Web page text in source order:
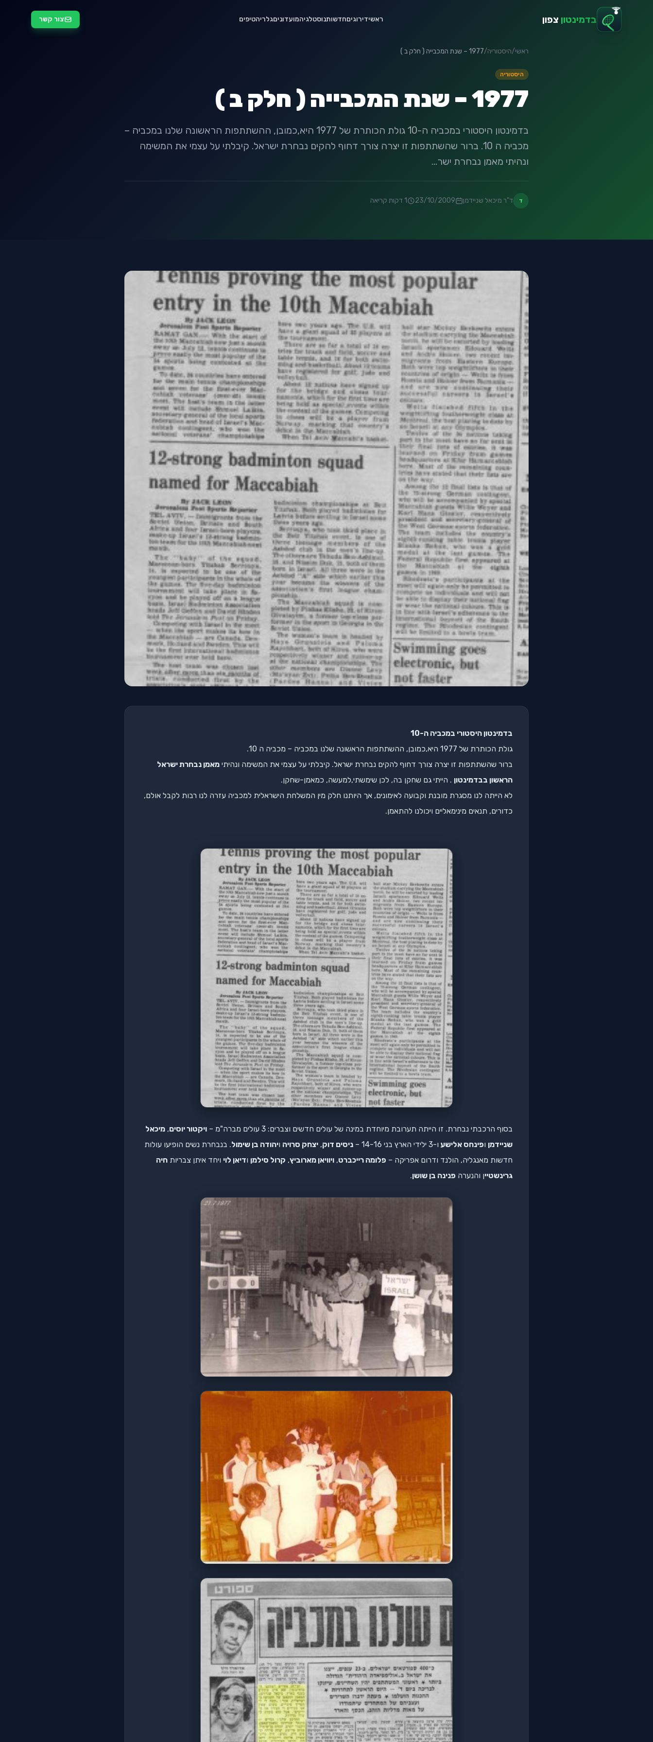
בדמינטון צפון ראשידירוגיםחדשותנוסטלגיהמועדוניםגלריהטיפים צור קשר
ראשי/היסטוריה/1977 – שנת המכבייה ( חלק ב )
היסטוריה
1977 – שנת המכבייה ( חלק ב )
בדמינטון היסטורי במכביה ה-10 גולת הכותרת של 1977 היא,כמובן, ההשתתפות הראשונה שלנו במכביה –
מכביה ה 10. ברור שהשתתפות זו יצרה צורך דחוף להקים נבחרת ישראל. קיבלתי על עצמי את המשימה
ונהיתי מאמן נבחרת ישר...
ד ד"ר מיכאל שניידמן 23/10/2009 1 דקות קריאה
בדמינטון היסטורי במכביה ה-10
גולת הכותרת של 1977 היא,כמובן, ההשתתפות הראשונה שלנו במכביה – מכביה ה 10.
ברור שהשתתפות זו יצרה צורך דחוף להקים נבחרת ישראל. קיבלתי על עצמי את המשימה ונהיתי מאמן נבחרת ישראל
הראשון בבדמינטון . הייתי גם שחקן בה, לכן שימשתי,למעשה, כמאמן-שחקן.
לא הייתה לנו מסגרת מובנת וקבועה לאימונים, אך היותנו חלק מין המשלחת הישראלית למכביה עזרה לנו רבות לקבל אולם,
כדורים, תנאים מינימאליים ויכולנו להתאמן.
בסוף הרכבתי נבחרת. זו הייתה תערובת מיוחדת במינה של עולים חדשים וצברים: 3 עולים מברה"מ – ויקטור יוסים, מיכאל
שניידמן ופינחס אלישע ו-3 ילידי הארץ בני 14-16 – ניסים דוק, יצחק סרויה ויהודה בן שימול. בנבחרת נשים הופיעו עולות
חדשות מאנגליה, הולנד ודרום אפריקה – פלומה רייכברט, ויוויאן מארוביץ, קרול סילמן ודיאן לוי ויחד איתן צבריות חיה
גרינשטיין והנערה פנינה בן שושן.